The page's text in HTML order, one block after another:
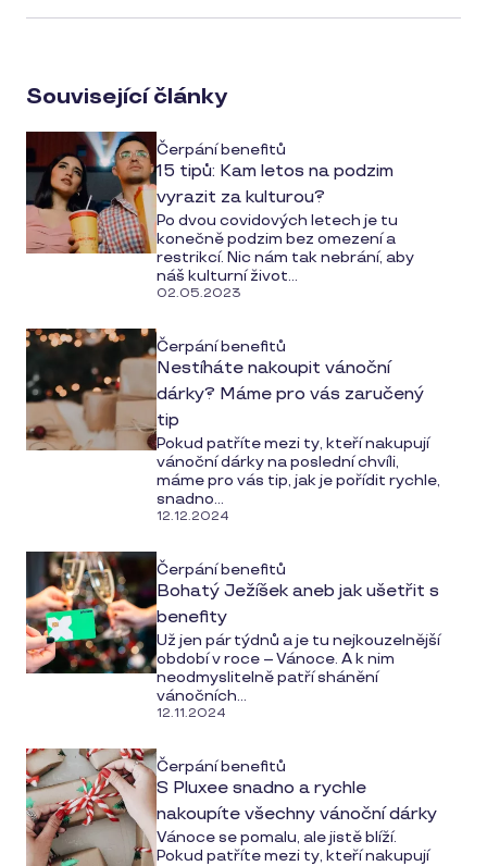
article
media
Související články
Čerpání benefitů
15 tipů: Kam letos na podzim
vyrazit za kulturou?
Po dvou covidových letech je tu
konečně podzim bez omezení a
restrikcí. Nic nám tak nebrání, aby
náš kulturní život...
02.05.2023
Čerpání benefitů
Nestíháte nakoupit vánoční
dárky? Máme pro vás zaručený
tip
Pokud patříte mezi ty, kteří nakupují
vánoční dárky na poslední chvíli,
máme pro vás tip, jak je pořídit rychle,
snadno...
12.12.2024
Čerpání benefitů
Bohatý Ježíšek aneb jak ušetřit s
benefity
Už jen pár týdnů a je tu nejkouzelnější
období v roce – Vánoce. A k nim
neodmyslitelně patří shánění
vánočních...
12.11.2024
Čerpání benefitů
S Pluxee snadno a rychle
nakoupíte všechny vánoční dárky
Vánoce se pomalu, ale jistě blíží.
Pokud patříte mezi ty, kteří nakupují